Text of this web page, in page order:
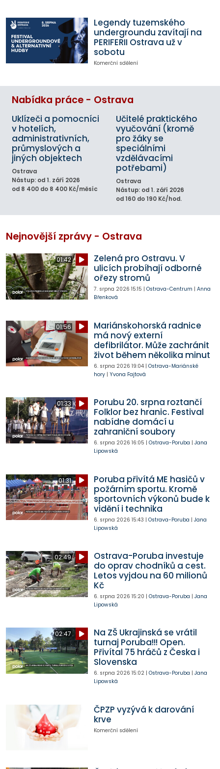
Legendy tuzemského
undergroundu zavítají na
PERIFERII Ostrava už v
sobotu
Komerční sdělení
Nabídka práce - Ostrava
Uklízeči a pomocníci
v hotelích,
administrativních,
průmyslových a
jiných objektech
Ostrava
Nástup: od 1. září 2026
od 8 400 do 8 400 Kč/měsíc
Učitelé praktického
vyučování (kromě
pro žáky se
speciálními
vzdělávacími
potřebami)
Ostrava
Nástup: od 1. září 2026
od 160 do 190 Kč/hod.
Nejnovější zprávy - Ostrava
01:42
Zelená pro Ostravu. V
ulicích probíhají odborné
ořezy stromů
7. srpna 2026 15:15 | Ostrava-Centrum | Anna
Břenková
01:56
Mariánskohorská radnice
má nový externí
defibrilátor. Může zachránit
život během několika minut
6. srpna 2026 19:04| Ostrava-Mariánské
hory| Yvona Fajtová
01:33
Porubu 20. srpna roztančí
Folklor bez hranic. Festival
nabídne domácí u
zahraniční soubory
6. srpna 2026 16:05 | Ostrava-Poruba | Jana
Lipowská
01:31
Poruba přivítá ME hasičů v
požárním sportu. Kromě
sportovních výkonů bude k
vidění i technika
6. srpna 2026 15:43 | Ostrava-Poruba | Jana
Lipowská
02:49
Ostrava-Poruba investuje
do oprav chodníků a cest.
Letos vyjdou na 60 milionů
Kč
6. srpna 2026 15:20 | Ostrava-Poruba | Jana
Lipowská
02:47
Na ZŠ Ukrajinská se vrátil
turnaj Poruba!!! Open.
Přivítal 75 hráčů z Česka i
Slovenska
6. srpna 2026 15:02| Ostrava-Poruba | Jana
Lipowská
ČPZP vyzývá k darování
krve
Komerční sdělení